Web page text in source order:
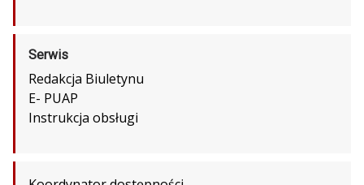
Serwis
Redakcja Biuletynu
E- PUAP
Instrukcja obsługi